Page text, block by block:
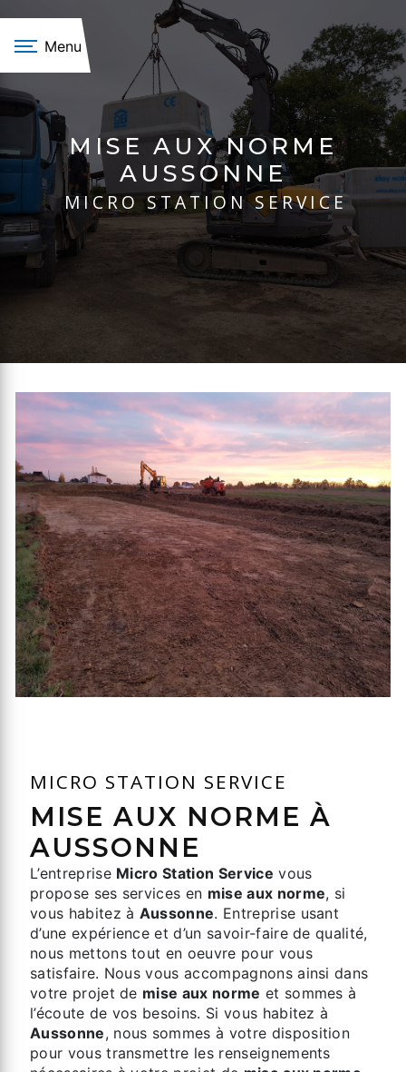
Menu
MISE AUX NORME
AUSSONNE
MICRO STATION SERVICE
MICRO STATION SERVICE
MISE AUX NORME À
AUSSONNE
L’entreprise Micro Station Service vous
propose ses services en mise aux norme, si
vous habitez à Aussonne. Entreprise usant
d’une expérience et d’un savoir-faire de qualité,
nous mettons tout en oeuvre pour vous
satisfaire. Nous vous accompagnons ainsi dans
votre projet de mise aux norme et sommes à
l’écoute de vos besoins. Si vous habitez à
Aussonne, nous sommes à votre disposition
pour vous transmettre les renseignements
Panneau de gestion des cookies